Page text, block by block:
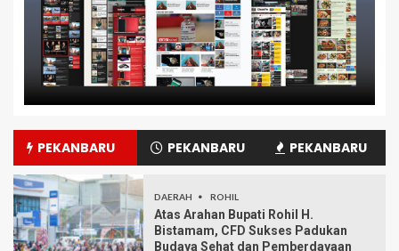
PEKANBARU PEKANBARU PEKANBARU
DAERAH ROHIL
Atas Arahan Bupati Rohil H.
Bistamam, CFD Sukses Padukan
Budaya Sehat dan Pemberdayaan